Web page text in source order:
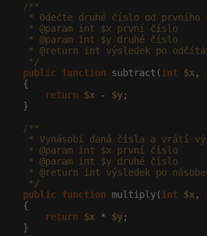
/**
* Odečte druhé číslo od prvního
     * @param int $x první číslo
     * @param int $y druhé číslo
* @return int výsledek po
     */
public
function subtract(int $x,
    {
return
$x - $y;
    }
/**
* Vynásobí daná čísla a vrátí
     * @param int $x první číslo
     * @param int $y druhé číslo
* @return int výsledek po
     */
public
function multiply(int $x,
    {
return
$x * $y;
    }